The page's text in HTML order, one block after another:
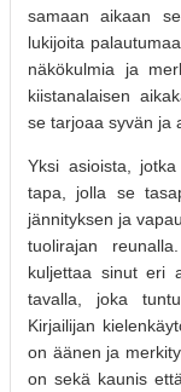
samaan aikaan
lukijoita
näkökulmia ja
kiistanalaisen
se tarjoaa syvän ja
Yksi asioista,
tapa, jolla se
jännityksen ja
tuolirajan
kuljettaa sinut eri
tavalla, joka
Kirjailijan
on äänen ja
on sekä kaunis